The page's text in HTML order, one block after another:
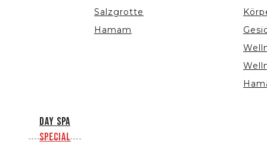
Salzgrotte
Hamam
Day Spa
Special